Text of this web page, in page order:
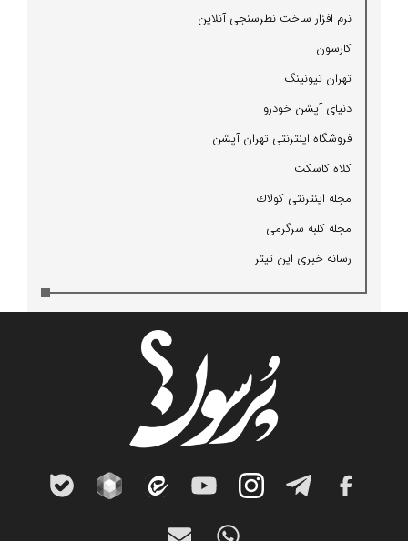
نرم افزار ساخت نظرسنجی آنلاین
كارسون
تهران تیونینگ
دنیای آپشن خودرو
فروشگاه اینترنتی تهران آپشن
كلاه كاسكت
مجله اینترنتی كولاك
مجله كلبه سرگرمی
رسانه خبری این تیتر